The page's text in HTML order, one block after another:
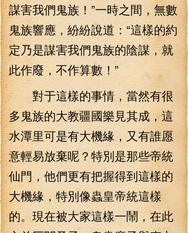
謀害我們鬼族！”一時之間，無數
鬼族響應，紛紛說道：“這樣的約
定乃是謀害我們鬼族的陰謀，就
此作廢，不作算數！”
對于這樣的事情，當然有很
多鬼族的大教疆國樂見其成，這
水潭里可是有大機緣，又有誰愿
意輕易放棄呢？特別是那些帝統
仙門，他們更有把握得到這樣的
大機緣，特別像蟲皇帝統這樣
的。現在被大家這樣一鬧，在此